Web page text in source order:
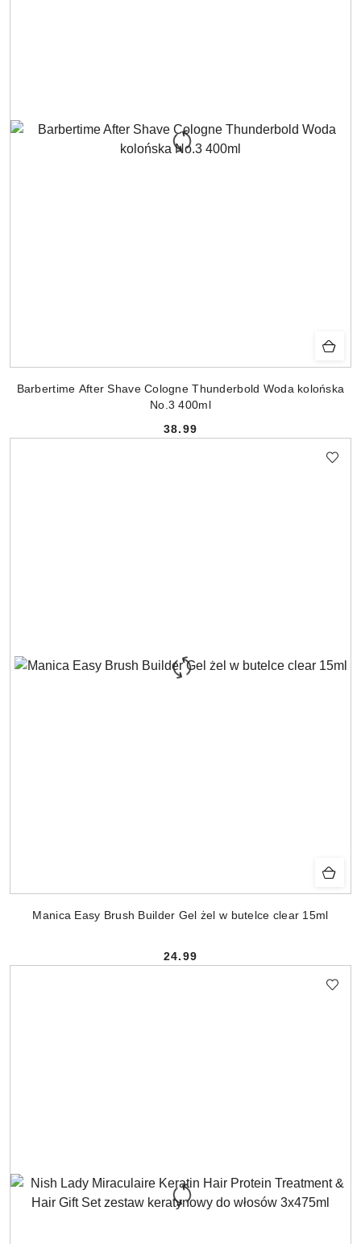
Barbertime After Shave Cologne Thunderbold Woda kolońska
No.3 400ml
Cena:
38.99
Manica Easy Brush Builder Gel żel w butelce clear 15ml
Cena:
24.99